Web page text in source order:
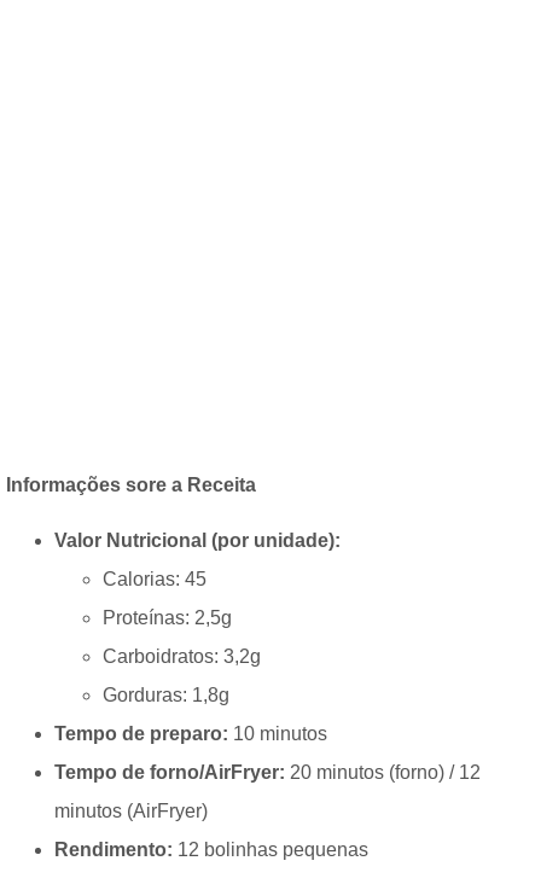
Informações sore a Receita
Valor Nutricional (por unidade):
Calorias: 45
Proteínas: 2,5g
Carboidratos: 3,2g
Gorduras: 1,8g
Tempo de preparo: 10 minutos
Tempo de forno/AirFryer: 20 minutos (forno) / 12
minutos (AirFryer)
Rendimento: 12 bolinhas pequenas